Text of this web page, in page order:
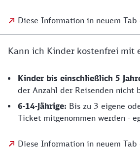
Diese Information in neuem Tab
Kann ich Kinder kostenfrei mit
Kinder bis einschließlich 5
der Anzahl der Reisenden nicht
6-14-Jährige: Bis zu 3 eigene
Ticket mitgenommen werden -
Diese Information in neuem Tab